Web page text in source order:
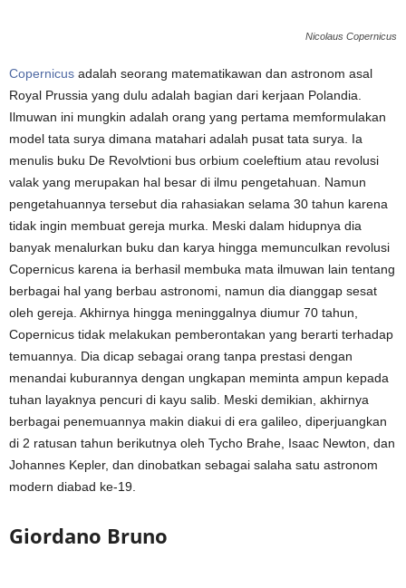
Nicolaus Copernicus
Copernicus adalah seorang matematikawan dan astronom asal
Royal Prussia yang dulu adalah bagian dari kerjaan Polandia.
Ilmuwan ini mungkin adalah orang yang pertama memformulakan
model tata surya dimana matahari adalah pusat tata surya. Ia
menulis buku De Revolvtioni bus orbium coeleftium atau revolusi
valak yang merupakan hal besar di ilmu pengetahuan. Namun
pengetahuannya tersebut dia rahasiakan selama 30 tahun karena
tidak ingin membuat gereja murka. Meski dalam hidupnya dia
banyak menalurkan buku dan karya hingga memunculkan revolusi
Copernicus karena ia berhasil membuka mata ilmuwan lain tentang
berbagai hal yang berbau astronomi, namun dia dianggap sesat
oleh gereja. Akhirnya hingga meninggalnya diumur 70 tahun,
Copernicus tidak melakukan pemberontakan yang berarti terhadap
temuannya. Dia dicap sebagai orang tanpa prestasi dengan
menandai kuburannya dengan ungkapan meminta ampun kepada
tuhan layaknya pencuri di kayu salib. Meski demikian, akhirnya
berbagai penemuannya makin diakui di era galileo, diperjuangkan
di 2 ratusan tahun berikutnya oleh Tycho Brahe, Isaac Newton, dan
Johannes Kepler, dan dinobatkan sebagai salaha satu astronom
modern diabad ke-19.
Giordano Bruno